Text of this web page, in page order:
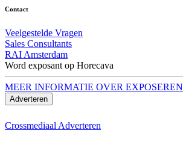
Contact
Veelgestelde Vragen
Sales Consultants
RAI Amsterdam
Word exposant op Horecava
MEER INFORMATIE OVER EXPOSEREN
Adverteren
Crossmediaal Adverteren